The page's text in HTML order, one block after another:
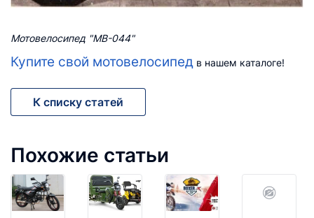
Мотовелосипед "МВ-044"
Купите свой мотовелосипед в нашем каталоге!
К списку статей
Похожие статьи